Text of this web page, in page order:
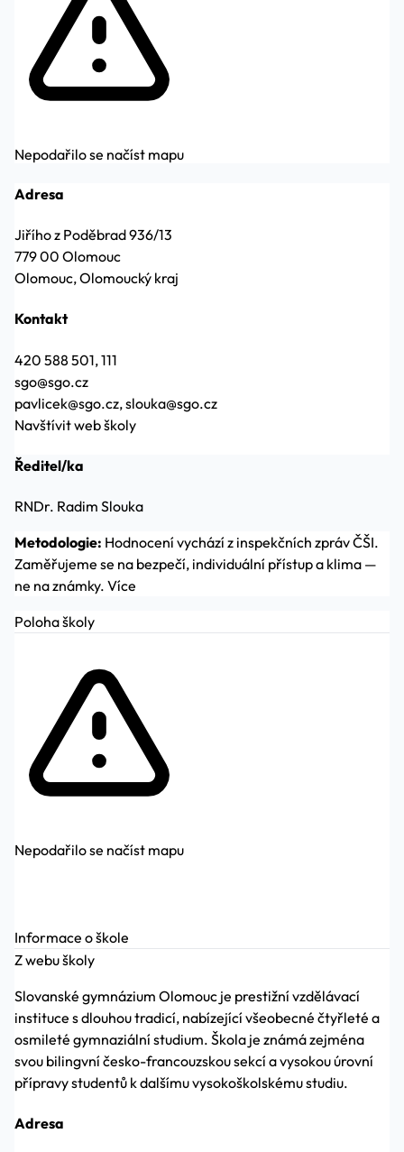
Nepodařilo se načíst mapu
Adresa
Jiřího z Poděbrad 936/13
779 00 Olomouc
Olomouc, Olomoucký kraj
Kontakt
420 588 501, 111
sgo@sgo.cz
pavlicek@sgo.cz, slouka@sgo.cz
Navštívit web školy
Ředitel/ka
RNDr. Radim Slouka
Metodologie: Hodnocení vychází z inspekčních zpráv ČŠI.
Zaměřujeme se na bezpečí, individuální přístup a klima —
ne na známky. Více
Poloha školy
Nepodařilo se načíst mapu
Informace o škole
Z webu školy
Slovanské gymnázium Olomouc je prestižní vzdělávací
instituce s dlouhou tradicí, nabízející všeobecné čtyřleté a
osmileté gymnaziální studium. Škola je známá zejména
svou bilingvní česko-francouzskou sekcí a vysokou úrovní
přípravy studentů k dalšímu vysokoškolskému studiu.
Adresa